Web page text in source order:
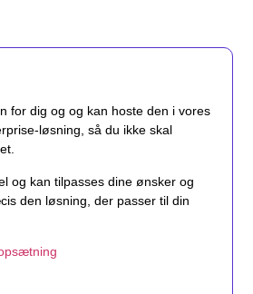
for dig og og kan hoste den i vores
løsning, så du ikke skal
og kan tilpasses dine ønsker og
den løsning, der passer til din